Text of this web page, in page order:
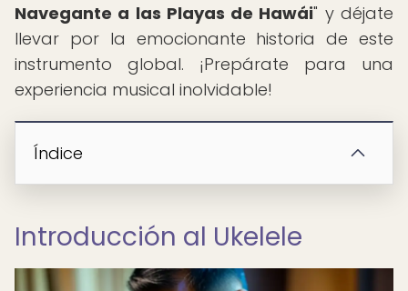
Navegante a las Playas de Hawái" y déjate
llevar por la emocionante historia de este
instrumento global. ¡Prepárate para una
experiencia musical inolvidable!
Índice
Introducción al Ukelele